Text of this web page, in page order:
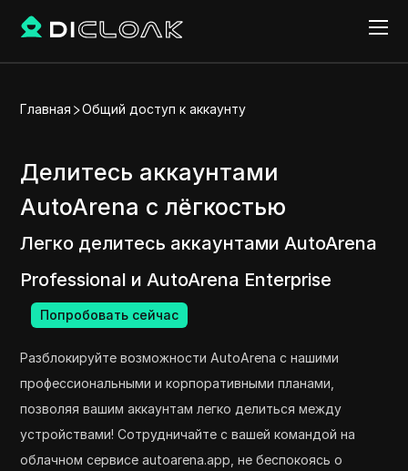
Главная Общий доступ к аккаунту
Делитесь аккаунтами
AutoArena с лёгкостью
Легко делитесь аккаунтами AutoArena
Professional и AutoArena Enterprise
Попробовать сейчас
Разблокируйте возможности AutoArena с нашими
профессиональными и корпоративными планами,
позволяя вашим аккаунтам легко делиться между
устройствами! Сотрудничайте с вашей командой на
облачном сервисе autoarena.app, не беспокоясь о